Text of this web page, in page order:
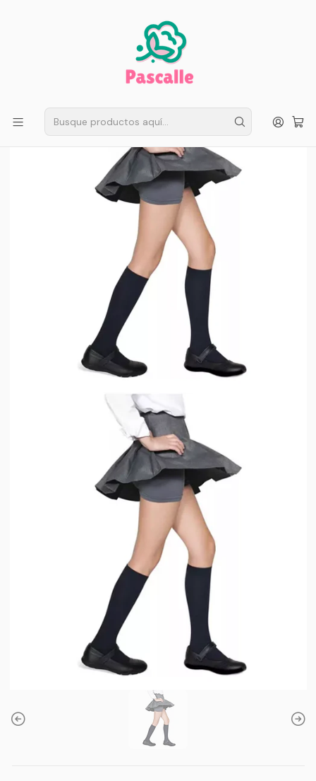
Compras sobre $50.000
Escolar
Ropa Interior Niñas
Pack 3 Pantaleta Escolar